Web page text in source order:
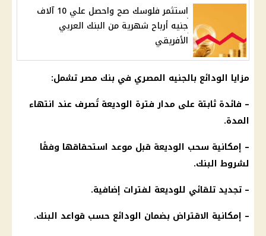
استثمر فلوسك صح واحصل علي 10 آلاف
جنيه أرباح شهرية من البنك العربي
الأفريقي
مزايا الودائع بالجنيه المصري في بنك مصرتشمل:
– فائدة ثابتة على مدار فترة الوديعة تُصرف عند انتهاء
المدة.
– إمكانية سحب الوديعة قبل موعد استحقاقها وفقًا
لشروط البنك.
– تجديد تلقائي للوديعة لفترات إضافية.
– إمكانية الاقتراض بضمان الودائع حسب قواعد البنك.